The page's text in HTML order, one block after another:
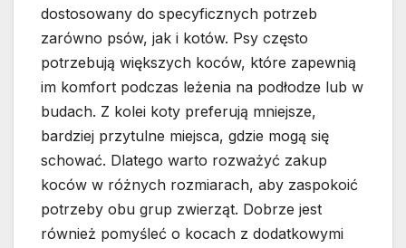
dostosowany do specyficznych potrzeb
zarówno psów, jak i kotów. Psy często
potrzebują większych koców, które zapewnią
im komfort podczas leżenia na podłodze lub w
budach. Z kolei koty preferują mniejsze,
bardziej przytulne miejsca, gdzie mogą się
schować. Dlatego warto rozważyć zakup
koców w różnych rozmiarach, aby zaspokoić
potrzeby obu grup zwierząt. Dobrze jest
również pomyśleć o kocach z dodatkowymi